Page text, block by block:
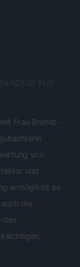
Frau Brandt-
von
und
ermöglicht es
die
des